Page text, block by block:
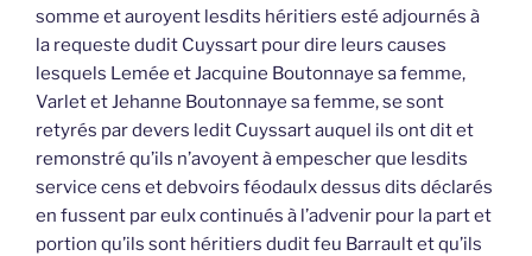
somme et auroyent lesdits héritiers esté adjournés à
la requeste dudit Cuyssart pour dire leurs causes
lesquels Lemée et Jacquine Boutonnaye sa femme,
Varlet et Jehanne Boutonnaye sa femme, se sont
retyrés par devers ledit Cuyssart auquel ils ont dit et
remonstré qu’ils n’avoyent à empescher que lesdits
service cens et debvoirs féodaulx dessus dits déclarés
en fussent par eulx continués à l’advenir pour la part et
portion qu’ils sont héritiers dudit feu Barrault et qu’ils